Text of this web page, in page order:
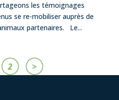
les témoignages
se re-mobiliser auprès de
partenaires. Le...
2 >